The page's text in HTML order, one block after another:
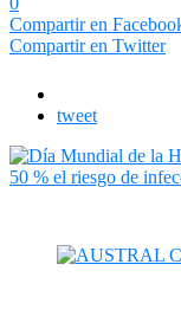
Compartir en
Compartir en Twitter
tweet